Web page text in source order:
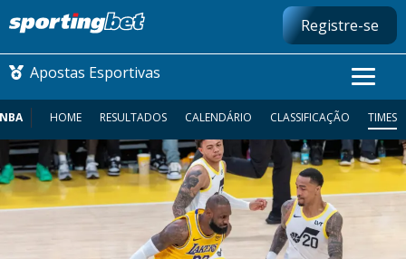
Registre-se
Apostas Esportivas
CONMEBOL LIBERTADORES
FUTEBOL NACIONAL
FUTEBOL INTERNACIONAL
NBA HOME RESULTADOS CALENDÁRIO CLASSIFICAÇÃO TIMES